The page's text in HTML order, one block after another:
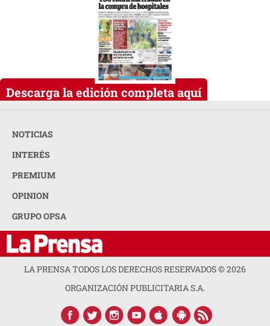
Descarga la edición completa aquí
NOTICIAS
INTERÉS
PREMIUM
OPINION
GRUPO OPSA
LA PRENSA TODOS LOS DERECHOS RESERVADOS ©2026
ORGANIZACIÓN PUBLICITARIA S.A.